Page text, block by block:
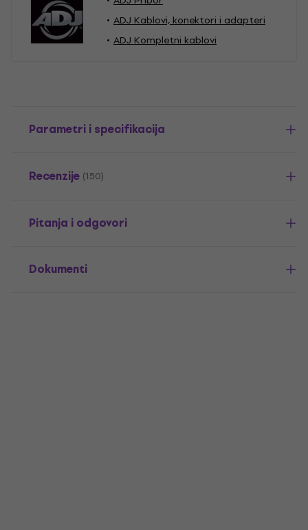
ADJ Kablovi, konektori i adapteri
ADJ Kompletni kablovi
Parametri i specifikacija
Recenzije (150)
Pitanja i odgovori
Dokumenti